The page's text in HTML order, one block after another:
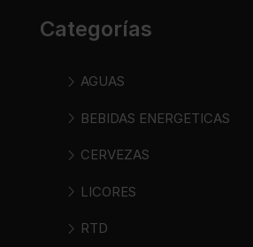
Categorías
AGUAS
BEBIDAS ENERGETICAS
CERVEZAS
LICORES
RTD